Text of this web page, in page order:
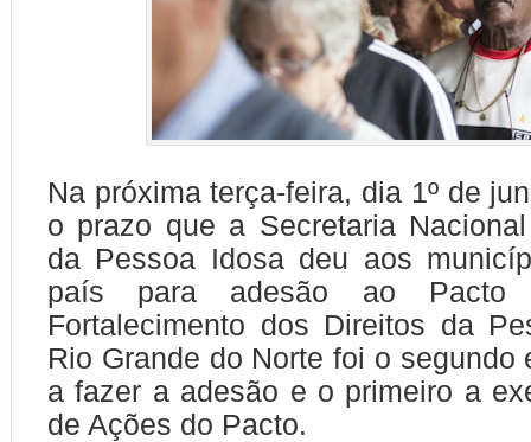
Na próxima terça-feira, dia 1º de
o prazo que a Secretaria
da Pessoa Idosa deu aos
país para adesão ao Pacto
Fortalecimento dos Direitos da
Rio Grande do Norte foi o segundo
a fazer a adesão e o primeiro a
de Ações do Pacto.